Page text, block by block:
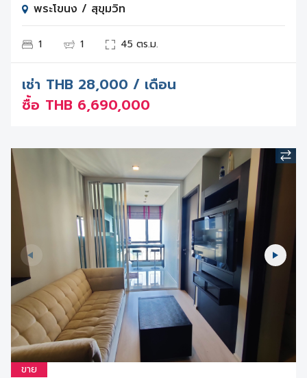
พระโขนง / สุขุมวิท
1 1 45 ตร.ม.
เช่า THB 28,000 / เดือน
ซื้อ THB 6,690,000
ขาย